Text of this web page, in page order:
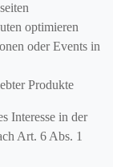
optimieren
oder Events in
Produkte
Interesse in der
Art. 6 Abs. 1